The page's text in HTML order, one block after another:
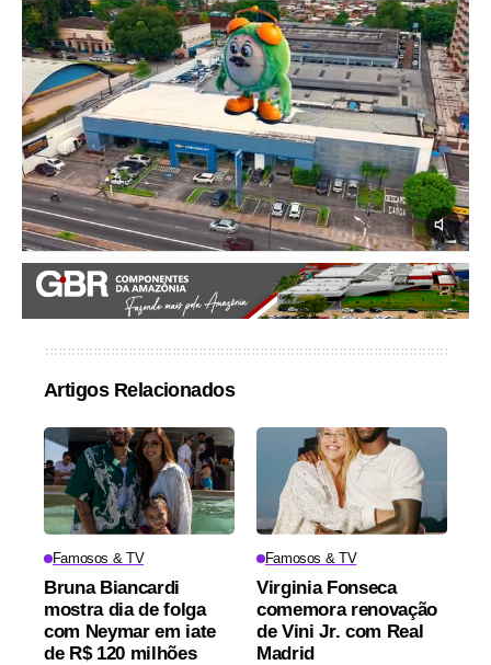
Artigos Relacionados
Famosos & TV
Bruna Biancardi
mostra dia de folga
com Neymar em iate
de R$ 120 milhões
Famosos & TV
Virginia Fonseca
comemora renovação
de Vini Jr. com Real
Madrid